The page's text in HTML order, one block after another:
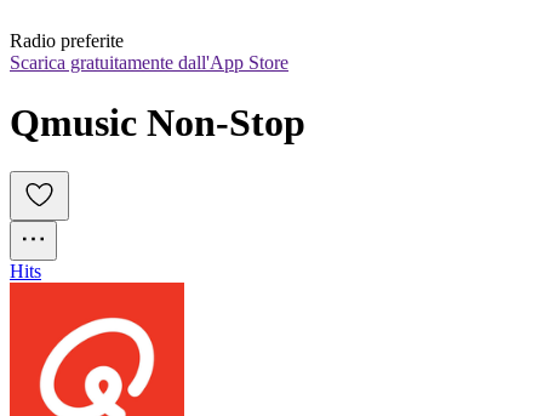
Radio preferite
Scarica gratuitamente dall'App Store
Qmusic Non-Stop
Hits